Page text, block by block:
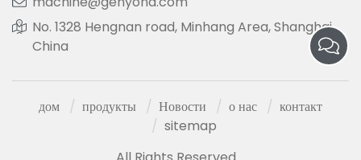
No. 1328 Hengnan road, Minhang Area, Shanghai,
China
дом продукты Новости о нас
контакт
sitemap